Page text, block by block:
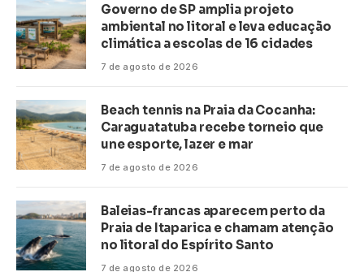
Governo de SP amplia projeto
ambiental no litoral e leva educação
climática a escolas de 16 cidades
7 de agosto de 2026
Beach tennis na Praia da Cocanha:
Caraguatatuba recebe torneio que
une esporte, lazer e mar
7 de agosto de 2026
Baleias-francas aparecem perto da
Praia de Itaparica e chamam atenção
no litoral do Espírito Santo
7 de agosto de 2026